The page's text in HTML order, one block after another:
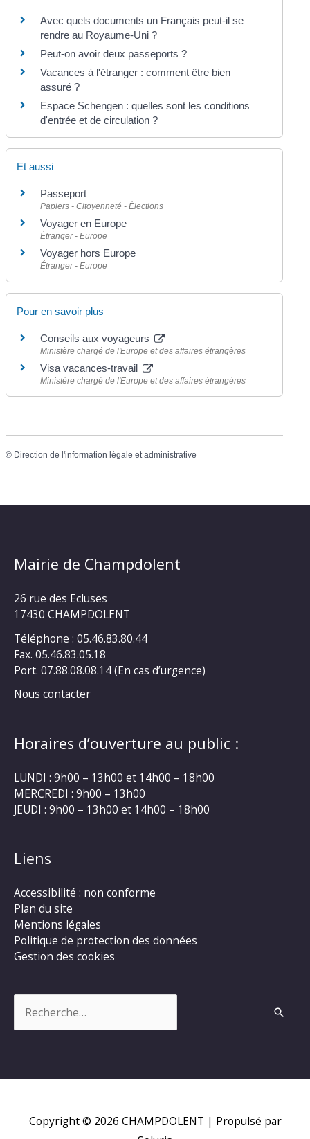
Avec quels documents un Français peut-il se
rendre au Royaume-Uni ?
Peut-on avoir deux passeports ?
Vacances à l'étranger : comment être bien
assuré ?
Espace Schengen : quelles sont les conditions
d'entrée et de circulation ?
Et aussi
Passeport
Papiers - Citoyenneté - Élections
Voyager en Europe
Étranger - Europe
Voyager hors Europe
Étranger - Europe
Pour en savoir plus
Conseils aux voyageurs
Ministère chargé de l'Europe et des affaires étrangères
Visa vacances-travail
Ministère chargé de l'Europe et des affaires étrangères
© Direction de l'information légale et administrative
Mairie de Champdolent
26 rue des Ecluses
17430 CHAMPDOLENT
Téléphone : 05.46.83.80.44
Fax. 05.46.83.05.18
Port. 07.88.08.08.14 (En cas d’urgence)
Nous contacter
Horaires d’ouverture au public :
LUNDI : 9h00 – 13h00 et 14h00 – 18h00
MERCREDI : 9h00 – 13h00
JEUDI : 9h00 – 13h00 et 14h00 – 18h00
Liens
Accessibilité : non conforme
Plan du site
Mentions légales
Politique de protection des données
Gestion des cookies
Copyright © 2026 CHAMPDOLENT | Propulsé par